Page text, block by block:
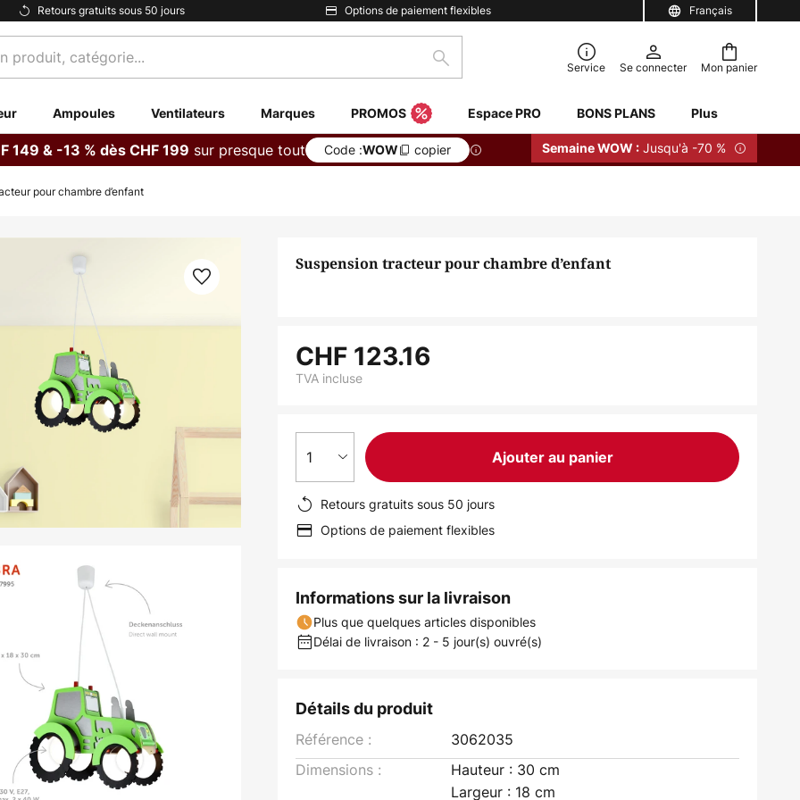
Français
Retours gratuits sous 50 jours Options de paiement flexibles
Mon panier
Rechercher Service Se connecter
Ampoules Ventilateurs Marques PROMOS Espace PRO BONS PLANS Plus
149 & -13 % dès CHF 199 sur presque tout Code :WOW copier Semaine WOW : Jusqu'à -70 %
pour chambre d’enfant
Suspension tracteur pour chambre d’enfant
CHF 123.16
TVA incluse
1 Ajouter au panier
Retours gratuits sous 50 jours
Options de paiement flexibles
Informations sur la livraison
Plus que quelques articles disponibles
Délai de livraison : 2 - 5 jour(s) ouvré(s)
Détails du produit
Référence :
3062035
Dimensions :
Hauteur : 30 cm
Largeur : 18 cm